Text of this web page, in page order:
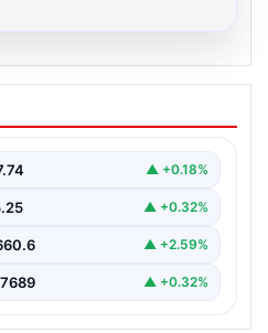
içi İletişimin
Deneyimi
ifade etmektedir. Halen…
▲ +0.18%
▲ +0.32%
▲ +2.59%
▲ +0.32%